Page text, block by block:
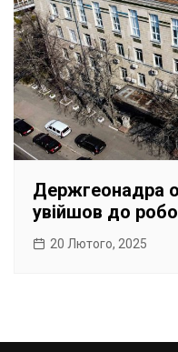
Держгеонадра
увійшов до
20 Лютого, 2025